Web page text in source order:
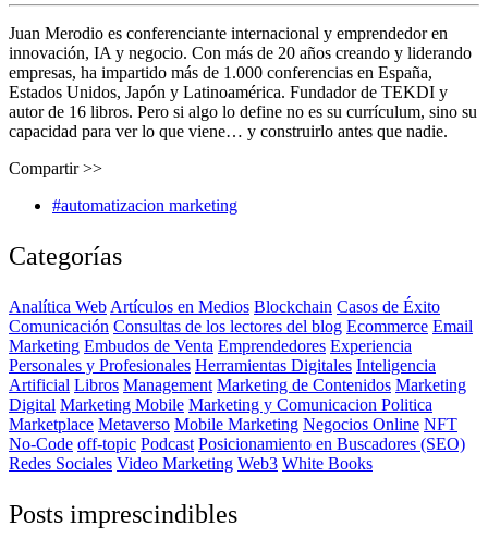
Juan Merodio es conferenciante internacional y emprendedor en
innovación, IA y negocio. Con más de 20 años creando y liderando
empresas, ha impartido más de 1.000 conferencias en España,
Estados Unidos, Japón y Latinoamérica. Fundador de TEKDI y
autor de 16 libros. Pero si algo lo define no es su currículum, sino su
capacidad para ver lo que viene… y construirlo antes que nadie.
Compartir >>
#automatizacion marketing
Categorías
Analítica Web Artículos en Medios Blockchain Casos de Éxito
Comunicación Consultas de los lectores del blog Ecommerce Email
Marketing Embudos de Venta Emprendedores Experiencia
Personales y Profesionales Herramientas Digitales Inteligencia
Artificial Libros Management Marketing de Contenidos Marketing
Digital Marketing Mobile Marketing y Comunicacion Politica
Marketplace Metaverso Mobile Marketing Negocios Online NFT
No-Code off-topic Podcast Posicionamiento en Buscadores (SEO)
Redes Sociales Video Marketing Web3 White Books
Posts imprescindibles